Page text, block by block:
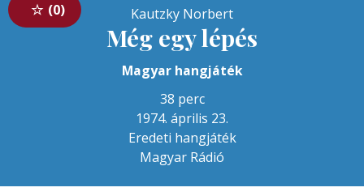
0 Kautzky Norbert
Még egy lépés
Magyar hangjáték
38 perc
1974. április 23.
Eredeti hangjáték
Magyar Rádió